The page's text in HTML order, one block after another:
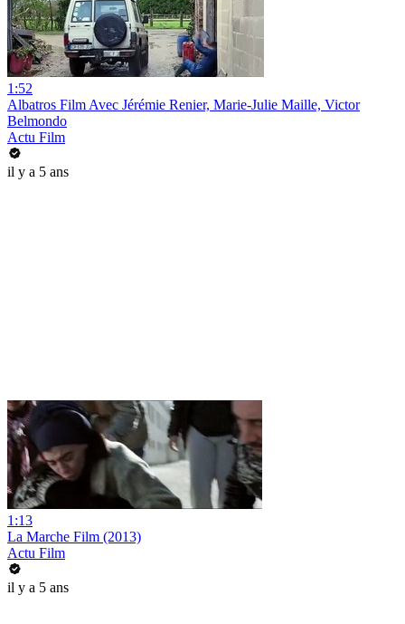
1:52
Albatros Film Avec Jérémie Renier, Marie-Julie Maille, Victor
Belmondo
Actu Film
il y a 5 ans
1:13
La Marche Film (2013)
Actu Film
il y a 5 ans